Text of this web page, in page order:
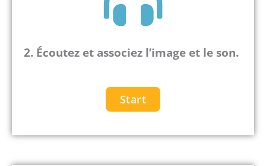
2. Écoutez et associez l’image et le son.
Start